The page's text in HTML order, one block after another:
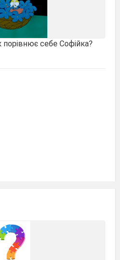
себе Софійка?